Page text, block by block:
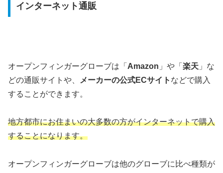
インターネット通販
オープンフィンガーグローブは「 Amazon 」や「 楽天 」な
どの通販サイトや、
メーカーの公式ECサイト などで購入
することができます。
地方都市にお住まいの大多数の方がインターネットで購入
することになります。
オープンフィンガーグローブは他のグローブに比べ種類が